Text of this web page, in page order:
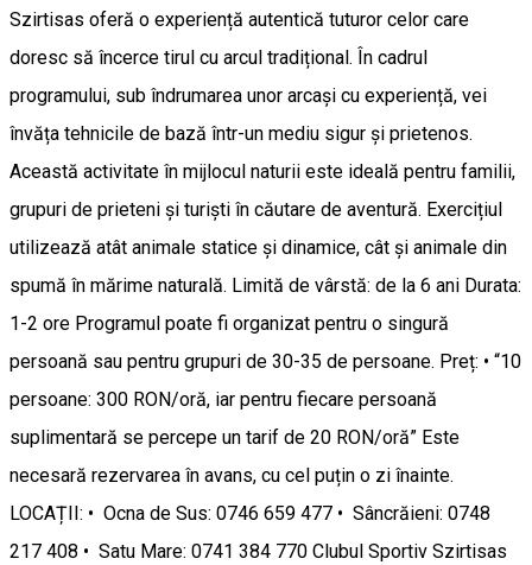
Szirtisas oferă o experiență autentică tuturor celor care
doresc să încerce tirul cu arcul tradițional. În cadrul
programului, sub îndrumarea unor arcași cu experiență, vei
învăța tehnicile de bază într-un mediu sigur și prietenos.
Această activitate în mijlocul naturii este ideală pentru familii,
grupuri de prieteni și turiști în căutare de aventură. Exercițiul
utilizează atât animale statice și dinamice, cât și animale din
spumă în mărime naturală. Limită de vârstă: de la 6 ani Durata:
1-2 ore Programul poate fi organizat pentru o singură
persoană sau pentru grupuri de 30-35 de persoane. Preț: • “10
persoane: 300 RON/oră, iar pentru fiecare persoană
suplimentară se percepe un tarif de 20 RON/oră” Este
necesară rezervarea în avans, cu cel puțin o zi înainte.
LOCAȚII: • Ocna de Sus: 0746 659 477 • Sâncrăieni: 0748
217 408 • Satu Mare: 0741 384 770 Clubul Sportiv Szirtisas